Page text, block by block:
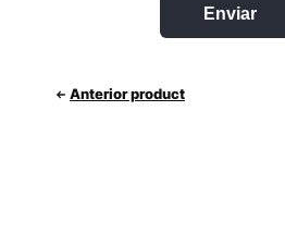
Anterior product